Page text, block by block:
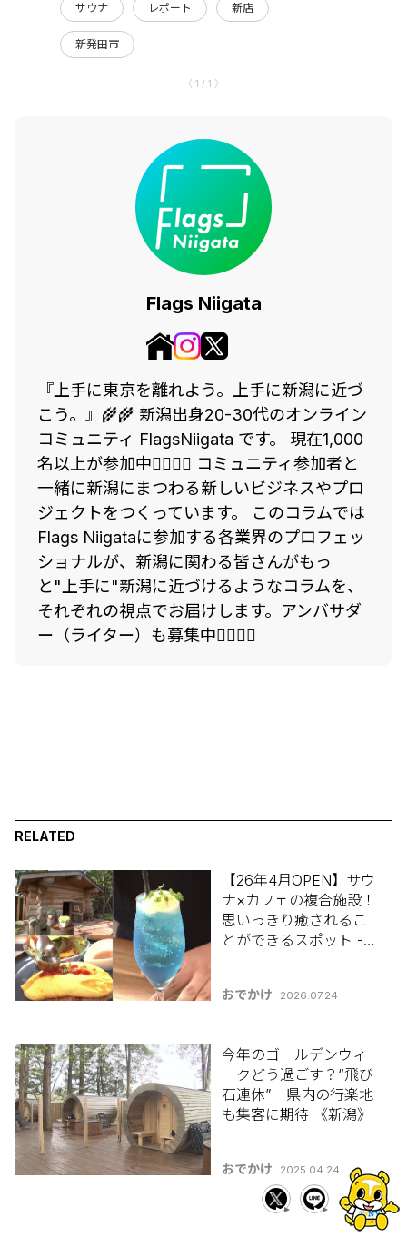
サウナ レポート 新店
新発田市
〈 1 / 1 〉
Flags Niigata
『上手に東京を離れよう。上手に新潟に近づ
こう。』🌾🌾 新潟出身20-30代のオンライン
コミュニティ FlagsNiigata です。 現在1,000
名以上が参加中🙋‍♀️🙋‍♂️ コミュニティ参加者と
一緒に新潟にまつわる新しいビジネスやプロ
ジェクトをつくっています。 このコラムでは
Flags Niigataに参加する各業界のプロフェッ
ショナルが、新潟に関わる皆さんがもっ
と"上手に"新潟に近づけるようなコラムを、
それぞれの視点でお届けします。アンバサダ
ー（ライター）も募集中🙋‍♀️🙋‍♂️
RELATED
【26年4月OPEN】サウ
ナ×カフェの複合施設！
思いっきり癒されるこ
とができるスポット -
おでかけ 2026.07.24
今年のゴールデンウィ
ークどう過ごす？“飛び
石連休” 県内の行楽地
も集客に期待 《新潟》
おでかけ 2025.04.24